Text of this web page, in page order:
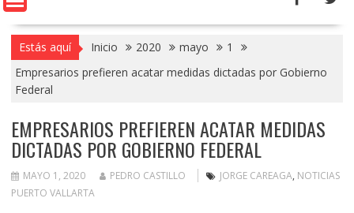
Estás aquí Inicio 2020 mayo
1
Empresarios prefieren acatar medidas dictadas por Gobierno
Federal
EMPRESARIOS PREFIEREN ACATAR MEDIDAS
DICTADAS POR GOBIERNO FEDERAL
MAYO 1, 2020 PEDRO CASTILLO JORGE CAREAGA, NOTICIAS
PUERTO VALLARTA